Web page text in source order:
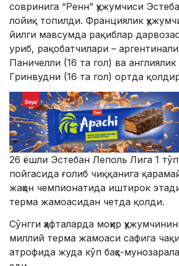
совринига “Ренн” ҳужумчиси
лойиқ топилди. Франциялик
йилги мавсумда рақиблар
уриб, рақобатчилари –
Паничелли (16 та гол) ва
Гринвудни (16 та гол) ортда
26 ёшли Эстебан Леполь Лига 1
пойгасида ғолиб чиққанига
жаҳон чемпионатида иштирок
терма жамоасидан четда қолди.
​Сўнгги ҳафталарда моҳир
миллий терма жамоаси сафига
атрофида жуда кўп баҳс-